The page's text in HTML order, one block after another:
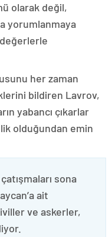
olarak değil,
yorumlanmaya
değerlerle
her zaman
bildiren Lavrov,
yabancı çıkarlar
olduğundan emin
sona
ait
ve askerler,